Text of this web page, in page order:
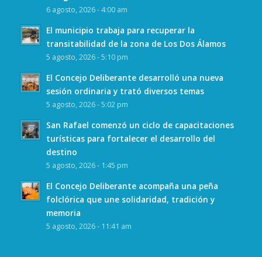
6 agosto, 2026 - 4:00 am
El municipio trabaja para recuperar la
transitabilidad de la zona de Los Dos Álamos
5 agosto, 2026 - 5:10 pm
El Concejo Deliberante desarrolló una nueva
sesión ordinaria y trató diversos temas
5 agosto, 2026 - 5:02 pm
San Rafael comenzó un ciclo de capacitaciones
turísticas para fortalecer el desarrollo del
destino
5 agosto, 2026 - 1:45 pm
El Concejo Deliberante acompaña una peña
folclórica que une solidaridad, tradición y
memoria
5 agosto, 2026 - 11:41 am